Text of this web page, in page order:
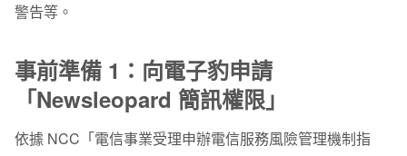
Step 2：設計簡訊內容
Step 3：設定寄送時間
檢視活動數據
警告等。
事前準備 1：向電子豹申請
「Newsleopard 簡訊權限」
依據 NCC「電信事業受理申辦電信服務風險管理機制指